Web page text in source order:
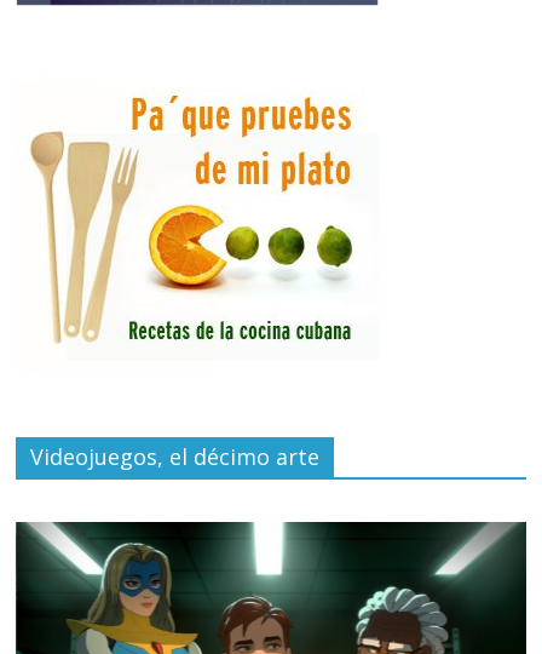
Videojuegos, el décimo arte